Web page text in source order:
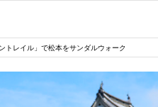
トレイル」で松本をサンダルウォーク